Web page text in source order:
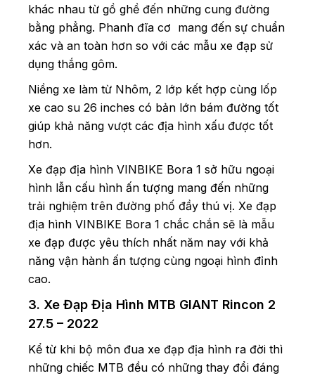
khác nhau từ gồ ghề đến những cung đường
bằng phẳng. Phanh đĩa cơ mang đến sự chuẩn
xác và an toàn hơn so với các mẫu xe đạp sử
dụng thắng gôm.
Niềng xe làm từ Nhôm, 2 lớp kết hợp cùng lốp
xe cao su 26 inches có bản lớn bám đường tốt
giúp khả năng vượt các địa hình xấu được tốt
hơn.
Xe đạp địa hình VINBIKE Bora 1 sở hữu ngoại
hình lẫn cấu hình ấn tượng mang đến những
trải nghiệm trên đường phố đầy thú vị. Xe đạp
địa hình VINBIKE Bora 1 chắc chắn sẽ là mẫu
xe đạp được yêu thích nhất năm nay với khả
năng vận hành ấn tượng cùng ngoại hình đỉnh
cao.
3. Xe Đạp Địa Hình MTB GIANT Rincon 2
27.5 – 2022
Kể từ khi bộ môn đua xe đạp địa hình ra đời thì
những chiếc MTB đều có những thay đổi đáng